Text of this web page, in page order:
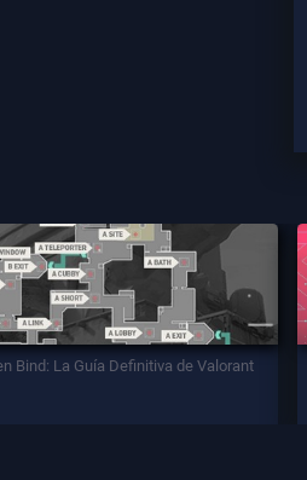
Bind: La Guía Definitiva de Valorant